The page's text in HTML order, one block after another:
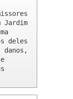
Jardim
deles